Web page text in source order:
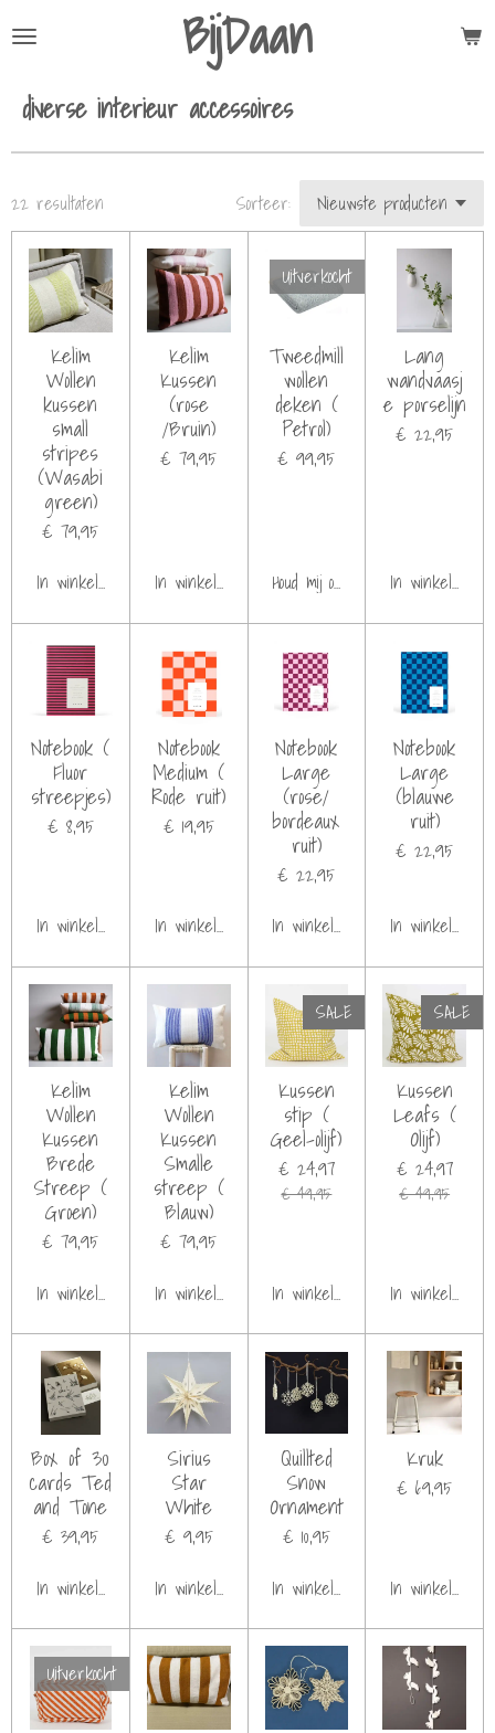
direct
de
BijDaan
diverse interieur accessoires
22 resultaten Sorteer:
Kelim
Wollen
kussen
small
stripes
(Wasabi
green)
€ 79,95
In winkelwagen
Kelim
Kussen
(rose
/Bruin)
€ 79,95
In winkelwagen
Uitverkocht
Tweedmill
wollen
deken (
Petrol)
€ 99,95
Houd mij op de hoogte
Lang
wandvaasj
e porselijn
€ 22,95
In winkelwagen
Notebook (
Fluor
streepjes)
€ 8,95
In winkelwagen
Notebook
Medium (
Rode ruit)
€ 19,95
In winkelwagen
Notebook
Large
(rose/
bordeaux
ruit)
€ 22,95
In winkelwagen
Notebook
Large
(blauwe
ruit)
€ 22,95
In winkelwagen
Kelim
Wollen
Kussen
Brede
Streep (
Groen)
€ 79,95
In winkelwagen
Kelim
Wollen
Kussen
Smalle
streep (
Blauw)
€ 79,95
In winkelwagen
SALE
Kussen
stip (
Geel-olijf)
€ 24,97
€ 49,95
In winkelwagen
SALE
Kussen
Leafs (
Olijf)
€ 24,97
€ 49,95
In winkelwagen
Box of 30
cards Ted
and Tone
€ 39,95
In winkelwagen
Sirius
Star
White
€ 9,95
In winkelwagen
Quillted
Snow
Ornament
€ 10,95
In winkelwagen
Kruk
€ 69,95
In winkelwagen
Uitverkocht